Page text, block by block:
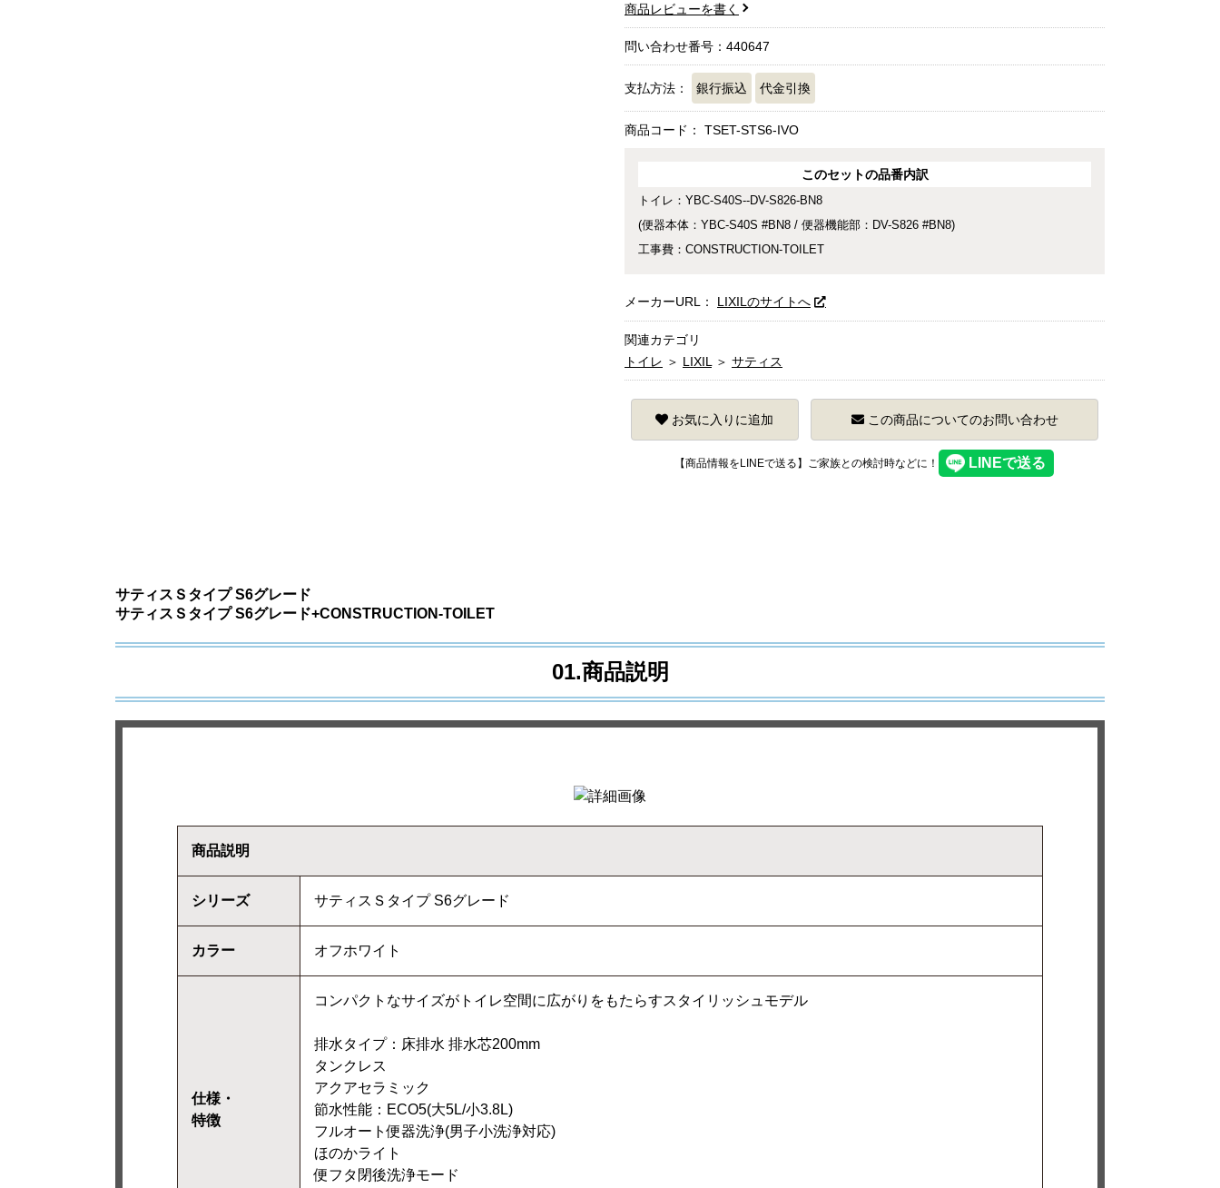
商品レビューを書く
問い合わせ番号：440647
支払方法： 銀行振込 代金引換
商品コード： TSET-STS6-IVO
このセットの品番内訳
トイレ：YBC-S40S--DV-S826-BN8
(便器本体：YBC-S40S #BN8 / 便器機能部：DV-S826 #BN8)
工事費：CONSTRUCTION-TOILET
メーカーURL： LIXILのサイトへ
関連カテゴリ
トイレ ＞ LIXIL ＞ サティス
お気に入りに追加 この商品についてのお問い合わせ
【商品情報をLINEで送る】ご家族との検討時などに！
サティスＳタイプ S6グレード
サティスＳタイプ S6グレード+CONSTRUCTION-TOILET
01.商品説明
商品説明
シリーズ サティスＳタイプ S6グレード
カラー オフホワイト
仕様・
特徴
コンパクトなサイズがトイレ空間に広がりをもたらすスタイリッシュモデル
排水タイプ：床排水 排水芯200mm
タンクレス
アクアセラミック
節水性能：ECO5(大5L/小3.8L)
フルオート便器洗浄(男子小洗浄対応)
ほのかライト
便フタ閉後洗浄モード